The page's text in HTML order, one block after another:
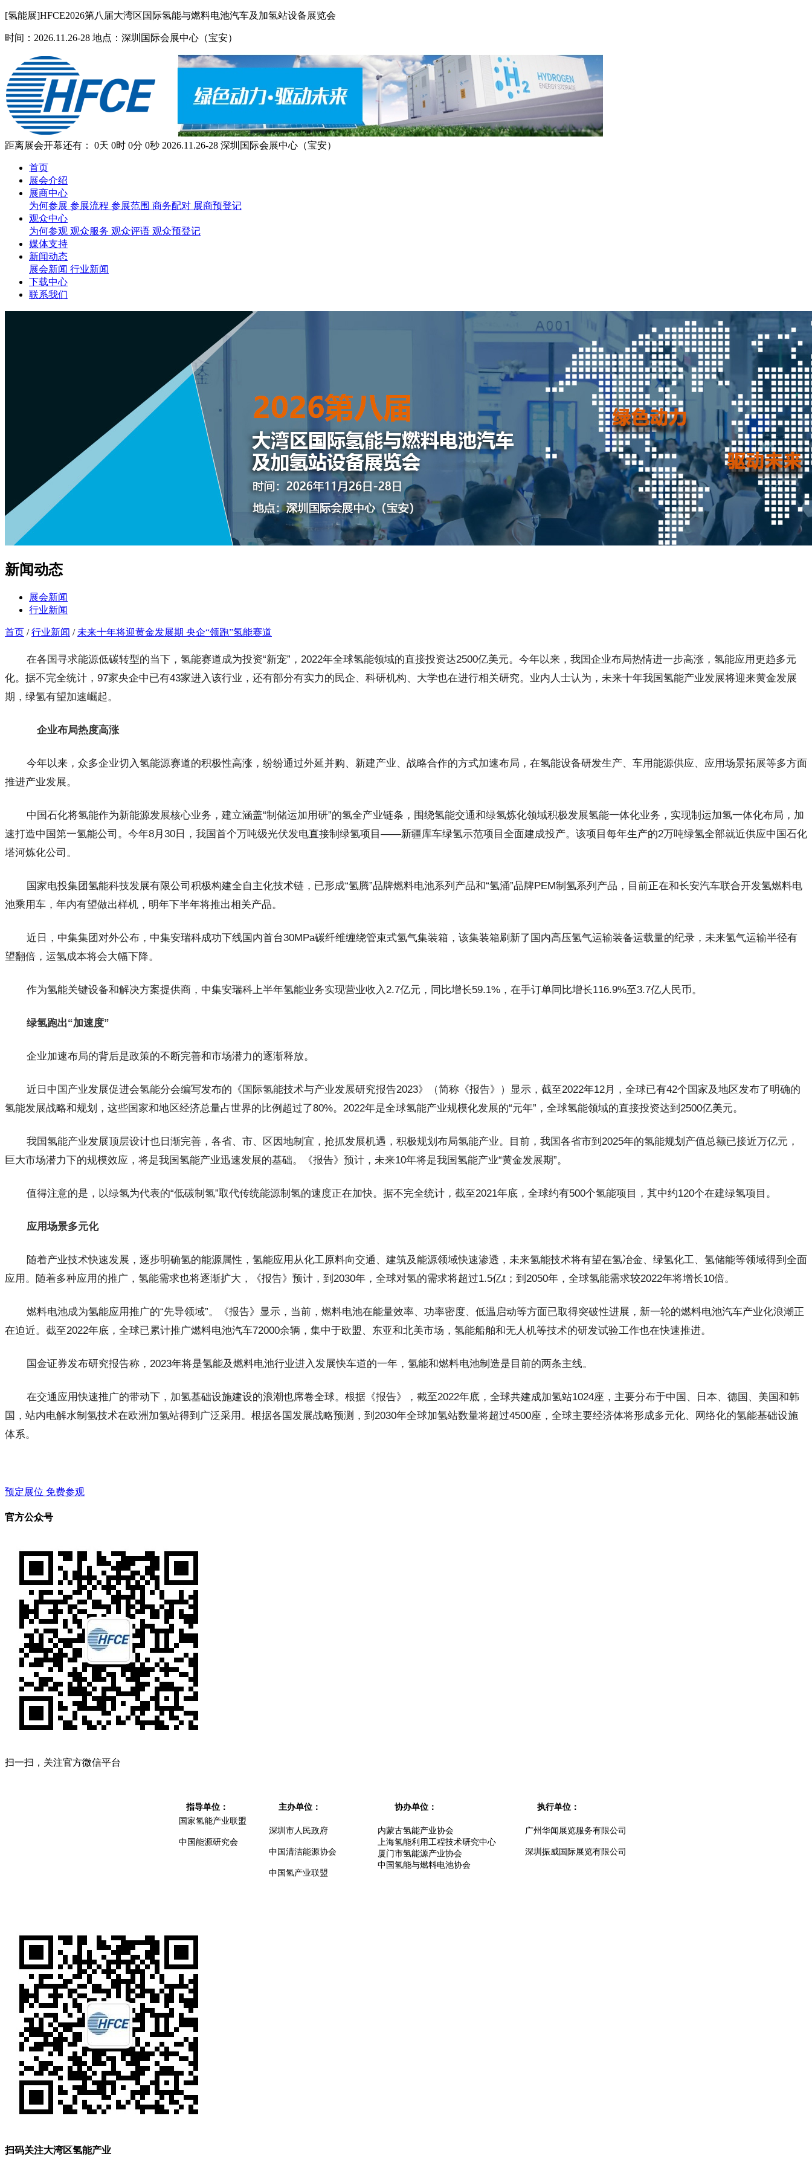
[氢能展]HFCE2026第八届大湾区国际氢能与燃料电池汽车及加氢站设备展览会
时间：2026.11.26-28 地点：深圳国际会展中心（宝安）
距离展会开幕还有： 0天 0时 0分 0秒 2026.11.26-28 深圳国际会展中心（宝安）
首页
展会介绍
展商中心
为何参展 参展流程 参展范围 商务配对 展商预登记
观众中心
为何参观 观众服务 观众评语 观众预登记
媒体支持
新闻动态
展会新闻 行业新闻
下载中心
联系我们
新闻动态
展会新闻
行业新闻
首页 /行业新闻 / 未来十年将迎黄金发展期 央企“领跑”氢能赛道
在各国寻求能源低碳转型的当下，氢能赛道成为投资“新宠”，2022年全球氢能领域的直接投资达2500亿美元。今年以来，我国企业布局热情进一步高涨，氢能应用更趋多元
化。据不完全统计，97家央企中已有43家进入该行业，还有部分有实力的民企、科研机构、大学也在进行相关研究。业内人士认为，未来十年我国氢能产业发展将迎来黄金发展
期，绿氢有望加速崛起。
企业布局热度高涨
今年以来，众多企业切入氢能源赛道的积极性高涨，纷纷通过外延并购、新建产业、战略合作的方式加速布局，在氢能设备研发生产、车用能源供应、应用场景拓展等多方面
推进产业发展。
中国石化将氢能作为新能源发展核心业务，建立涵盖“制储运加用研”的氢全产业链条，围绕氢能交通和绿氢炼化领域积极发展氢能一体化业务，实现制运加氢一体化布局，加
速打造中国第一氢能公司。今年8月30日，我国首个万吨级光伏发电直接制绿氢项目——新疆库车绿氢示范项目全面建成投产。该项目每年生产的2万吨绿氢全部就近供应中国石化
塔河炼化公司。
国家电投集团氢能科技发展有限公司积极构建全自主化技术链，已形成“氢腾”品牌燃料电池系列产品和“氢涌”品牌PEM制氢系列产品，目前正在和长安汽车联合开发氢燃料电
池乘用车，年内有望做出样机，明年下半年将推出相关产品。
近日，中集集团对外公布，中集安瑞科成功下线国内首台30MPa碳纤维缠绕管束式氢气集装箱，该集装箱刷新了国内高压氢气运输装备运载量的纪录，未来氢气运输半径有
望翻倍，运氢成本将会大幅下降。
作为氢能关键设备和解决方案提供商，中集安瑞科上半年氢能业务实现营业收入2.7亿元，同比增长59.1%，在手订单同比增长116.9%至3.7亿人民币。
绿氢跑出“加速度”
企业加速布局的背后是政策的不断完善和市场潜力的逐渐释放。
近日中国产业发展促进会氢能分会编写发布的《国际氢能技术与产业发展研究报告2023》（简称《报告》）显示，截至2022年12月，全球已有42个国家及地区发布了明确的
氢能发展战略和规划，这些国家和地区经济总量占世界的比例超过了80%。2022年是全球氢能产业规模化发展的“元年”，全球氢能领域的直接投资达到2500亿美元。
我国氢能产业发展顶层设计也日渐完善，各省、市、区因地制宜，抢抓发展机遇，积极规划布局氢能产业。目前，我国各省市到2025年的氢能规划产值总额已接近万亿元，
巨大市场潜力下的规模效应，将是我国氢能产业迅速发展的基础。《报告》预计，未来10年将是我国氢能产业“黄金发展期”。
值得注意的是，以绿氢为代表的“低碳制氢”取代传统能源制氢的速度正在加快。据不完全统计，截至2021年底，全球约有500个氢能项目，其中约120个在建绿氢项目。
应用场景多元化
随着产业技术快速发展，逐步明确氢的能源属性，氢能应用从化工原料向交通、建筑及能源领域快速渗透，未来氢能技术将有望在氢冶金、绿氢化工、氢储能等领域得到全面
应用。随着多种应用的推广，氢能需求也将逐渐扩大，《报告》预计，到2030年，全球对氢的需求将超过1.5亿t；到2050年，全球氢能需求较2022年将增长10倍。
燃料电池成为氢能应用推广的“先导领域”。《报告》显示，当前，燃料电池在能量效率、功率密度、低温启动等方面已取得突破性进展，新一轮的燃料电池汽车产业化浪潮正
在迫近。截至2022年底，全球已累计推广燃料电池汽车72000余辆，集中于欧盟、东亚和北美市场，氢能船舶和无人机等技术的研发试验工作也在快速推进。
国金证券发布研究报告称，2023年将是氢能及燃料电池行业进入发展快车道的一年，氢能和燃料电池制造是目前的两条主线。
在交通应用快速推广的带动下，加氢基础设施建设的浪潮也席卷全球。根据《报告》，截至2022年底，全球共建成加氢站1024座，主要分布于中国、日本、德国、美国和韩
国，站内电解水制氢技术在欧洲加氢站得到广泛采用。根据各国发展战略预测，到2030年全球加氢站数量将超过4500座，全球主要经济体将形成多元化、网络化的氢能基础设施
体系。
预定展位 免费参观
官方公众号
扫一扫，关注官方微信平台
指导单位： 主办单位： 协办单位：
执行单位：
国家氢能产业联盟
中国能源研究会
深圳市人民政府
中国清洁能源协会
中国氢产业联盟
内蒙古氢能产业协会
上海氢能利用工程技术研究中心
厦门市氢能源产业协会
中国氢能与燃料电池协会
广州华闻展览服务有限公司
深圳振威国际展览有限公司
扫码关注大湾区氢能产业